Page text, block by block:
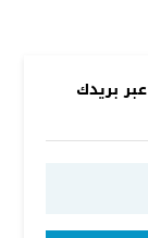
بريدك